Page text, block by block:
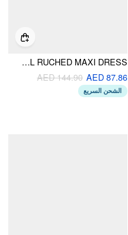
SQUARE NECK FLORAL RUCHED MAXI DRESS
AED 87.86
AED 144.90
الشحن السريع